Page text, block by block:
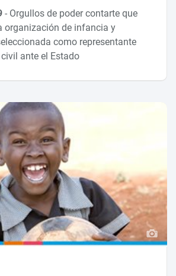
- Orgullos de poder contarte que
organización de infancia y
como representante
ante el Estado